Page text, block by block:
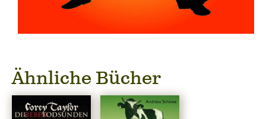
Ähnliche Bücher